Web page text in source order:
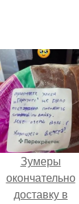
Зумеры
окончательно
доставку в